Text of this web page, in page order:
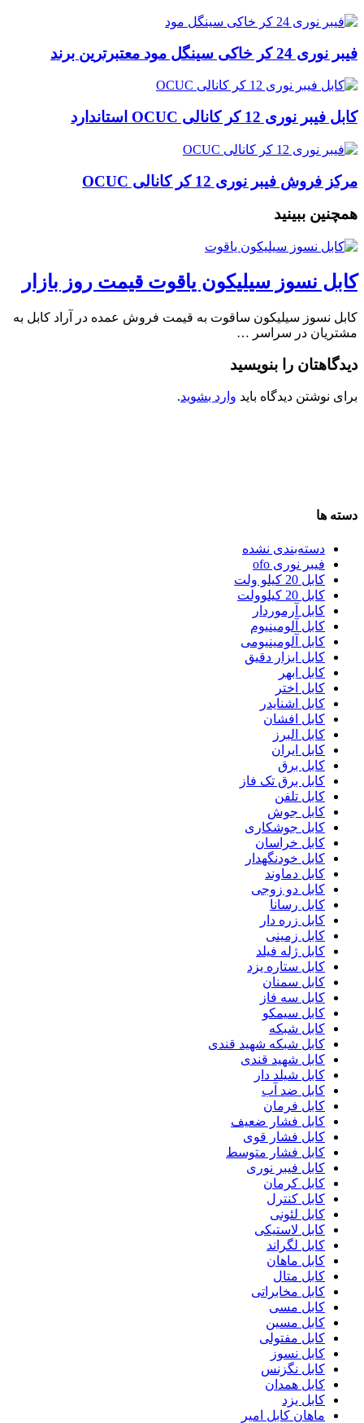
فیبر نوری 24 کر خاکی سینگل مود معتبرترین برند
کابل فیبر نوری 12 کر کانالی OCUC استاندارد
مرکز فروش فیبر نوری 12 کر کانالی OCUC
همچنین ببینید
کابل نسوز سیلیکون یاقوت قیمت روز بازار
کابل نسوز سیلیکون ساقوت به قیمت فروش عمده در آراد کابل به
مشتریان در سراسر …
دیدگاهتان را بنویسید
برای نوشتن دیدگاه باید وارد بشوید.
دسته ها
دسته‌بندی نشده
فیبر نوری ofo
کابل 20 کیلو ولت
کابل 20 کیلوولت
کابل آرموردار
کابل آلومینیوم
کابل آلومینیومی
کابل ابزار دقیق
کابل ابهر
کابل اختر
کابل اشنایدر
کابل افشان
کابل البرز
کابل ایران
کابل برق
کابل برق تک فاز
کابل تلفن
کابل جوش
کابل جوشکاری
کابل خراسان
کابل خودنگهدار
کابل دماوند
کابل دو زوجی
کابل رسانا
کابل زره دار
کابل زمینی
کابل ژله فیلد
کابل ستاره یزد
کابل سمنان
کابل سه فاز
کابل سیمکو
کابل شبکه
کابل شبکه شهید قندی
کابل شهید قندی
کابل شیلد دار
کابل ضد آب
کابل فرمان
کابل فشار ضعیف
کابل فشار قوی
کابل فشار متوسط
کابل فیبر نوری
کابل کرمان
کابل کنترل
کابل لئونی
کابل لاستیکی
کابل لگراند
کابل ماهان
کابل متال
کابل مخابراتی
کابل مسی
کابل مسین
کابل مفتولی
کابل نسوز
کابل نگزنس
کابل همدان
کابل یزد
ماهان کابل امیر